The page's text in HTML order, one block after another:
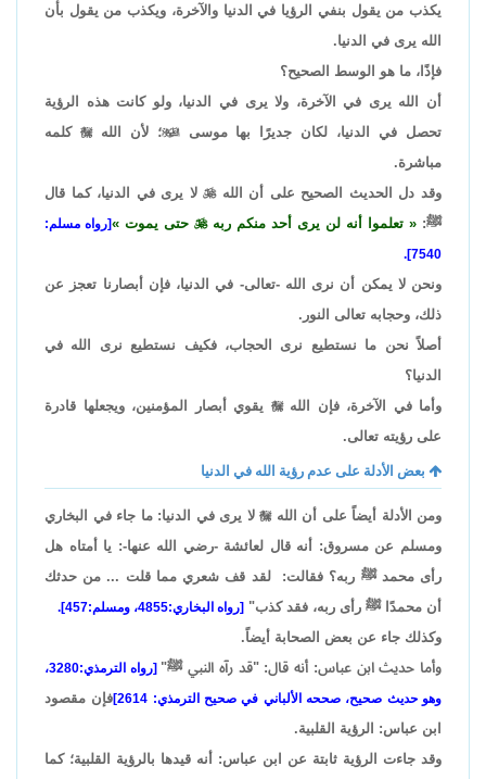
يكذب من يقول بنفي الرؤيا في الدنيا والآخرة، ويكذب من يقول بأن
الله يرى في الدنيا.
فإذًا، ما هو الوسط الصحيح؟
أن الله يرى في الآخرة، ولا يرى في الدنيا، ولو كانت هذه الرؤية
تحصل في الدنيا، لكان جديرًا بها موسى؛ لأن الله كلمه
مباشرة.
وقد دل الحديث الصحيح على أن اللهلا يرى في الدنيا، كما قال
ﷺ:
تعلموا أنه لن يرى أحد منكم ربه حتى يموت
[رواه مسلم:
7540].
ونحن لا يمكن أن نرى الله -تعالى- في الدنيا، فإن أبصارنا تعجز عن
ذلك، وحجابه تعالى النور.
أصلاً نحن ما نستطيع نرى الحجاب، فكيف نستطيع نرى الله في
الدنيا؟
وأما في الآخرة، فإن الله يقوي أبصار المؤمنين، ويجعلها قادرة
على رؤيته تعالى.
بعض الأدلة على عدم رؤية الله في الدنيا
ومن الأدلة أيضاً على أن الله لا يرى في الدنيا: ما جاء في البخاري
ومسلم عن مسروق: أنه قال لعائشة -رضي الله عنها-: يا أمتاه هل
رأى محمد ﷺ ربه؟ فقالت: لقد قف شعري مما قلت ... من حدثك
أن محمدًا ﷺ رأى ربه، فقد كذب" [رواه البخاري:4855، ومسلم:457].
وكذلك جاء عن بعض الصحابة أيضاً.
وأما حديث ابن عباس: أنه قال: "قد رآه النبي ﷺ"
[رواه الترمذي:3280،
وهو حديث صحيح، صححه الألباني في صحيح الترمذي: 2614]
فإن مقصود
ابن عباس: الرؤية القلبية.
وقد جاءت الرؤية ثابتة عن ابن عباس: أنه قيدها بالرؤية القلبية؛ كما